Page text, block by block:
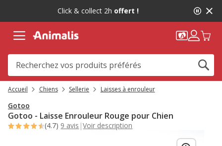
message,
Click & collect 2h offert !
Accueil Chiens Sellerie Laisses à enrouleur
Gotoo
Gotoo - Laisse Enrouleur Rouge pour Chien
(4.7) 9 avis |Voir description